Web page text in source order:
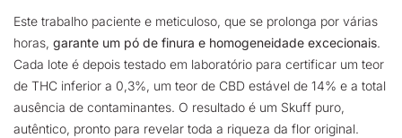
Este trabalho paciente e meticuloso, que se prolonga por várias
horas, garante um pó de finura e homogeneidade excecionais.
Cada lote é depois testado em laboratório para certificar um teor
de THC inferior a 0,3%, um teor de CBD estável de 14% e a total
ausência de contaminantes. O resultado é um Skuff puro,
autêntico, pronto para revelar toda a riqueza da flor original.